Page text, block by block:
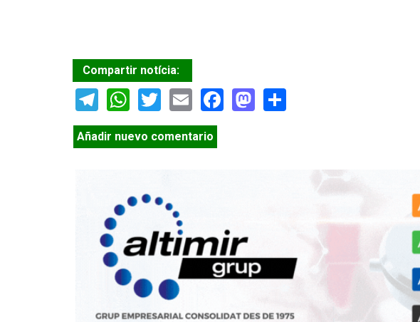
Compartir notícia:
Telegram
WhatsApp
TwitterEmailFacebook
Mastodon
Añadir nuevo comentario